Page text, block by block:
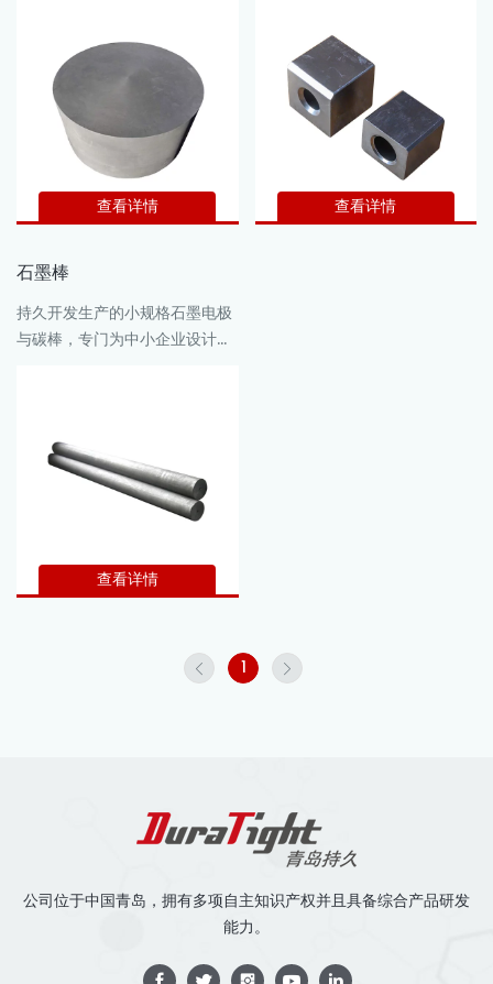
烧、浸渍、石墨化等工艺过程制
成的石墨制品。
查看详情
内或国外，耐磨碳和石墨制品的
品种和数量都在迅速发展中。
查看详情
石墨棒
持久开发生产的小规格石墨电极
与碳棒，专门为中小企业设计，
具有很强的价格竞争优势。
查看详情
1
公司位于中国青岛，拥有多项自主知识产权并且具备综合产品研发
能力。